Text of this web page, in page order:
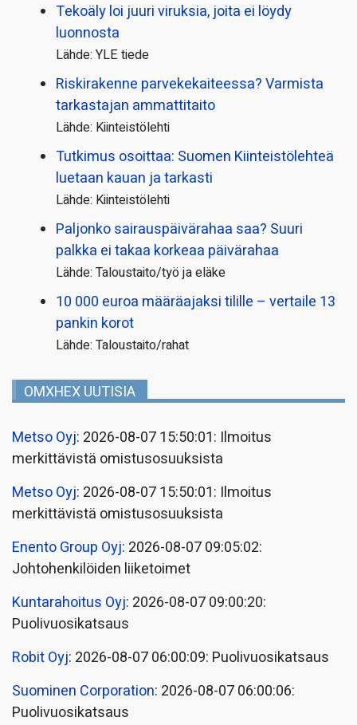
Tekoäly loi juuri viruksia, joita ei löydy
luonnosta
Lähde: YLE tiede
Riskirakenne parvekekaiteessa? Varmista
tarkastajan ammattitaito
Lähde: Kiinteistölehti
Tutkimus osoittaa: Suomen Kiinteistölehteä
luetaan kauan ja tarkasti
Lähde: Kiinteistölehti
Paljonko sairauspäivä­rahaa saa? Suuri
palkka ei takaa korkeaa päivärahaa
Lähde: Taloustaito/työ ja eläke
10 000 euroa määräajaksi tilille – vertaile 13
pankin korot
Lähde: Taloustaito/rahat
OMXHEX UUTISIA
Metso Oyj: 2026-08-07 15:50:01: Ilmoitus
merkittävistä omistusosuuksista
Metso Oyj: 2026-08-07 15:50:01: Ilmoitus
merkittävistä omistusosuuksista
Enento Group Oyj: 2026-08-07 09:05:02:
Johtohenkilöiden liiketoimet
Kuntarahoitus Oyj: 2026-08-07 09:00:20:
Puolivuosikatsaus
Robit Oyj: 2026-08-07 06:00:09: Puolivuosikatsaus
Suominen Corporation: 2026-08-07 06:00:06:
Puolivuosikatsaus